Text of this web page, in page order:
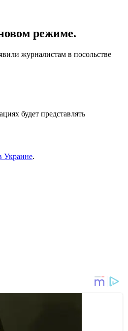
режиме.
журналистам в посольстве
будет представлять
Украине.